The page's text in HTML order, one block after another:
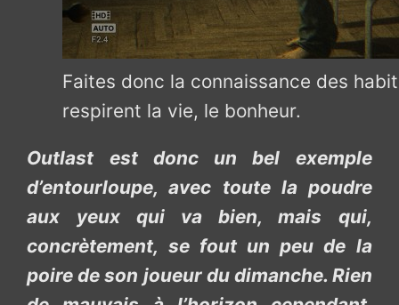
Faites donc la connaissance des
respirent la vie, le bonheur.
Outlast est donc un bel exemple
d’entourloupe, avec toute la poudre
aux yeux qui va bien, mais qui,
concrètement, se fout un peu de la
poire de son joueur du dimanche. Rien